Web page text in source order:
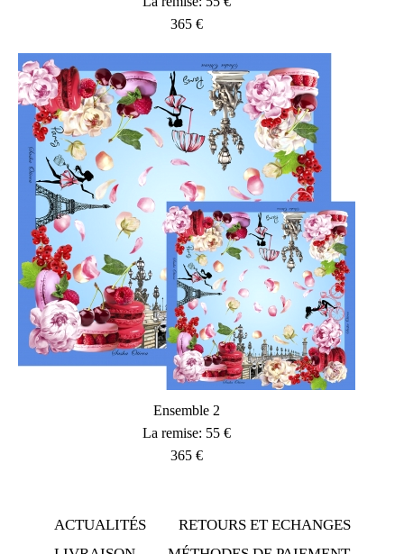
365 €
Ensemble 2
La remise: 55 €
365 €
ACTUALITÉS
RETOURS ET ECHANGES